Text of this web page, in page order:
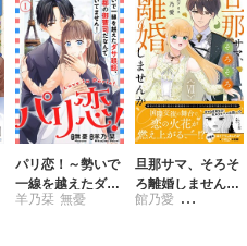
パリ恋！～勢いで
一線を越えたダサ
眼鏡、京都の御曹
羊乃栞 無憂
旦那サマ、そろそ
ろ離婚しません
か？Ⅶ
館乃愛